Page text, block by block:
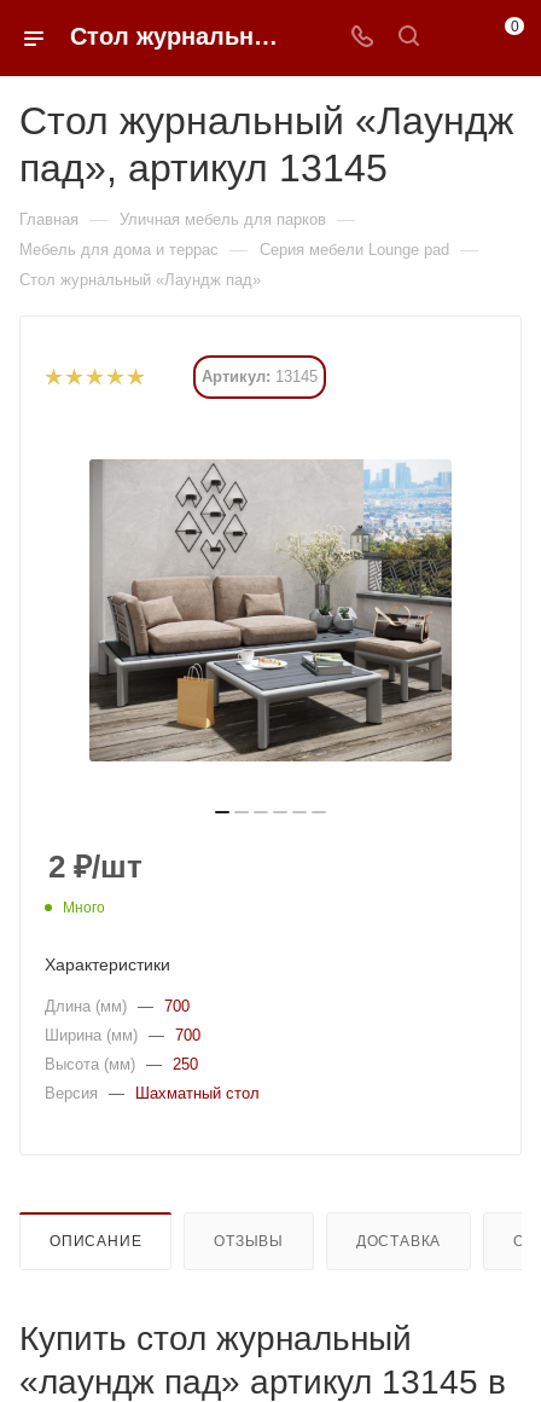
Стол журнальный «Лаундж пад» купить в Москве от 1 ₽ - 0FFER 0
Стол журнальный «Лаундж
пад», артикул 13145
Главная — Уличная мебель для парков —
Мебель для дома и террас — Серия мебели Lounge pad —
Стол журнальный «Лаундж пад»
Артикул: 13145
2 ₽/шт
Много
Характеристики
Длина (мм) — 700
Ширина (мм) — 700
Высота (мм) —
250
Версия
— Шахматный стол
ОПИСАНИЕ ОТЗЫВЫ ДОСТАВКА
Купить стол журнальный
«лаундж пад» артикул 13145 в